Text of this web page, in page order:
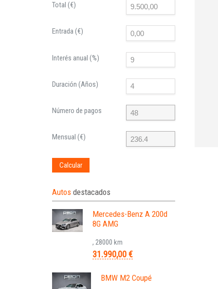
Total (€)
Entrada (€)
Interés anual (%)
Duración (Años)
Número de pagos
Mensual (€)
Calcular
Autos destacados
Mercedes-Benz A 200d
8G AMG
, 28000 km
31.990,00 €
BMW M2 Coupé